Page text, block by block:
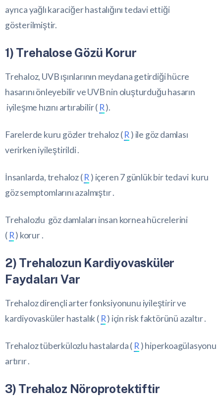
ayrıca yağlı karaciğer hastalığını tedavi ettiği
gösterilmiştir.
1) Trehalose Gözü Korur
Trehaloz, UVB ışınlarının meydana getirdiği hücre
hasarını önleyebilir ve UVB nin oluşturduğu hasarın
iyileşme hızını artırabilir ( R).
Farelerde kuru gözler trehaloz (R ) ile göz damlası
verirken iyileştirildi .
İnsanlarda, trehaloz (R ) içeren 7 günlük bir tedavi kuru
göz semptomlarını azalmıştır .
Trehalozlu göz damlaları insan kornea hücrelerini
( R) korur .
2) Trehalozun Kardiyovasküler
Faydaları Var
Trehaloz dirençli arter fonksiyonunu iyileştirir ve
kardiyovasküler hastalık ( R) için risk faktörünü azaltır .
Trehaloz tüberkülozlu hastalarda ( R ) hiperkoagülasyonu
artırır .
3) Trehaloz Nöroprotektiftir